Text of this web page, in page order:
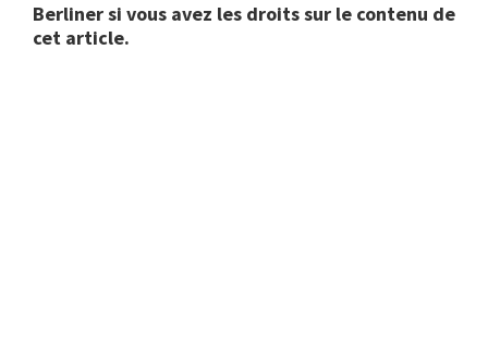
Berliner si vous avez les droits sur le contenu de
cet article.